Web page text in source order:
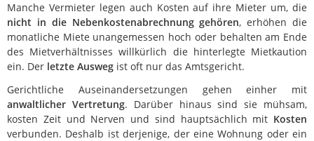
Manche Vermieter legen auch Kosten auf ihre Mieter um, die
nicht in die Nebenkostenabrechnung gehören, erhöhen die
monatliche Miete unangemessen hoch oder behalten am Ende
des Mietverhältnisses willkürlich die hinterlegte Mietkaution
ein. Der letzte Ausweg ist oft nur das Amtsgericht.
Gerichtliche Auseinandersetzungen gehen einher mit
anwaltlicher Vertretung. Darüber hinaus sind sie mühsam,
kosten Zeit und Nerven und sind hauptsächlich mit Kosten
verbunden. Deshalb ist derjenige, der eine Wohnung oder ein